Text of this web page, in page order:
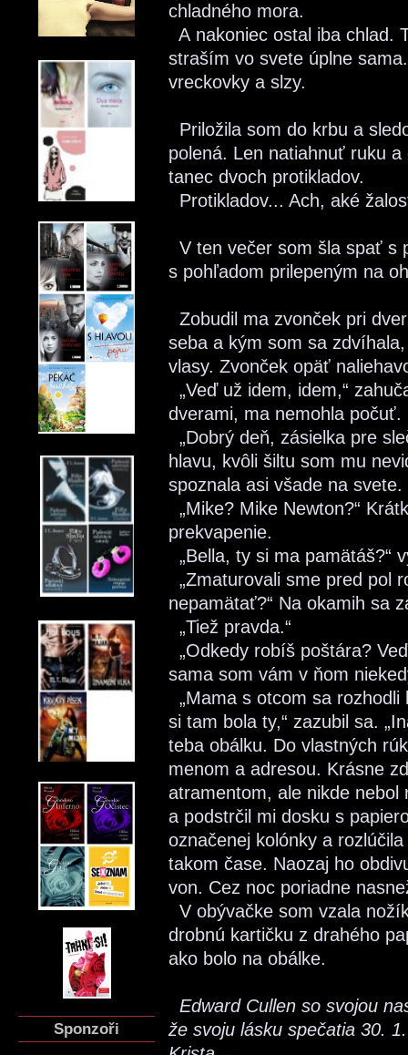
Sponzoři
chladného mora.
A nakoniec ostal iba chlad.
straším vo svete úplne
vreckovky a slzy.
Priložila som do krbu a
polená. Len natiahnuť ruku
tanec dvoch protikladov.
Protikladov... Ach, aké
V ten večer som šla spať s
s pohľadom prilepeným na
Zobudil ma zvonček pri
seba a kým som sa
vlasy. Zvonček opäť
„Veď už idem, idem,“
dverami, ma nemohla počuť.
„Dobrý deň, zásielka pre
hlavu, kvôli šiltu som mu
spoznala asi všade na svete.
„Mike? Mike Newton?“
prekvapenie.
„Bella, ty si ma pamätáš?“
„Zmaturovali sme pred pol
nepamätať?“ Na okamih sa
„Tiež pravda.“
„Odkedy robíš poštára?
sama som vám v ňom
„Mama s otcom sa
si tam bola ty,“ zazubil sa.
teba obálku. Do vlastných
menom a adresou. Krásne
atramentom, ale nikde nebol
a podstrčil mi dosku s
označenej kolónky a
takom čase. Naozaj ho
von. Cez noc poriadne
V obývačke som vzala
drobnú kartičku z drahého
ako bolo na obálke.
Edward Cullen so svojou
že svoju lásku spečatia 30.